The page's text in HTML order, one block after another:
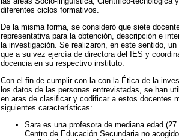
diferentes ciclos formativos.
De la misma forma, se consideró que siete
representativa para la obtención, descripción e
la investigación. Se realizaron, en este sentido,
que a su vez ejercía de directora del IES y
docencia en su respectivo instituto.
Con el fin de cumplir con la con la Ética de la
los datos de las personas entrevistadas, se han
en aras de clasificar y codificar a estos docentes
siguientes características:
Sara es una profesora de mediana edad
Centro de Educación Secundaria no